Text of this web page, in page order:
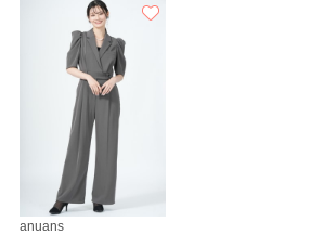
とても綺麗な状態
20代後半
150〜154cm
50～54kg
ややぽっちゃり
丈はピッタリでしたが、胴回りが少しきつかった
とても綺麗な状態で使わせていただきました。
anuans